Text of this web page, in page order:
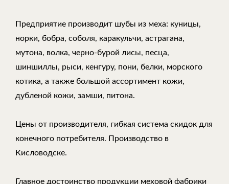
Предприятие производит шубы из меха: куницы,
норки, бобра, соболя, каракульчи, астрагана,
мутона, волка, черно-бурой лисы, песца,
шиншиллы, рыси, кенгуру, пони, белки, морского
котика, а также большой ассортимент кожи,
дубленой кожи, замши, питона.
Цены от производителя, гибкая система скидок для
конечного потребителя. Производство в
Кисловодске.
Главное достоинство продукции меховой фабрики